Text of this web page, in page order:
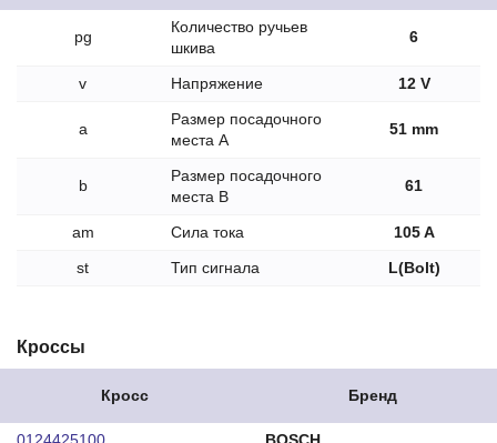
pg
Количество ручьев
шкива
6
v Напряжение 12 V
a
Размер посадочного
места A
51 mm
b
Размер посадочного
места B
61
am Сила тока
105 A
st
Тип сигнала L(Bolt)
Кроссы
Кросс Бренд